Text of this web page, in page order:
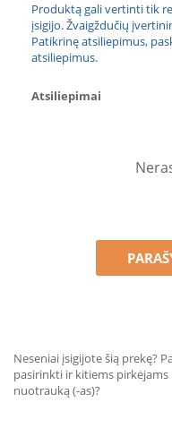
Produktą gali vertinti tik
įsigijo. Žvaigždučių
Patikrinę atsiliepimus,
atsiliepimus.
Atsiliepimai
Neseniai įsigijote šią prekę?
pasirinkti ir kitiems
nuotrauką (-as)?